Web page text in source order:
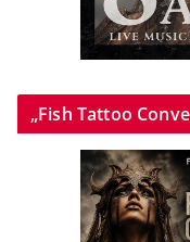
„Fish Tattoo